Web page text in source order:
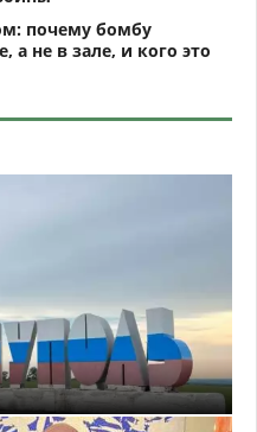
почему бомбу
а не в зале, и кого это